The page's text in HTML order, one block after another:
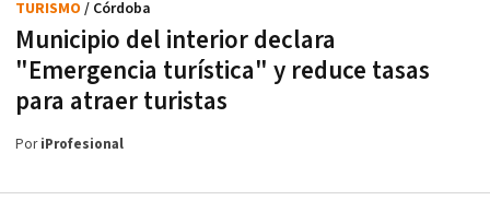
Municipio del interior declara
"Emergencia turística" y reduce tasas
para atraer turistas
TURISMO / Córdoba
PoriProfesional